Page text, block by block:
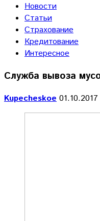
Новости
Статьи
Страхование
Кредитование
Интересное
Служба вывоза
Kupecheskoe 01.10.2017